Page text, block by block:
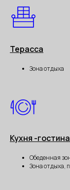
Терасса
Зона отдыха
Кухня -
Обеденная
Зона отдыха,